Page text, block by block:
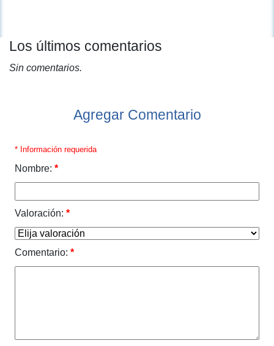
Los últimos comentarios
Sin comentarios.
Agregar Comentario
* Información requerida
Nombre: *
Valoración: *
Comentario: *